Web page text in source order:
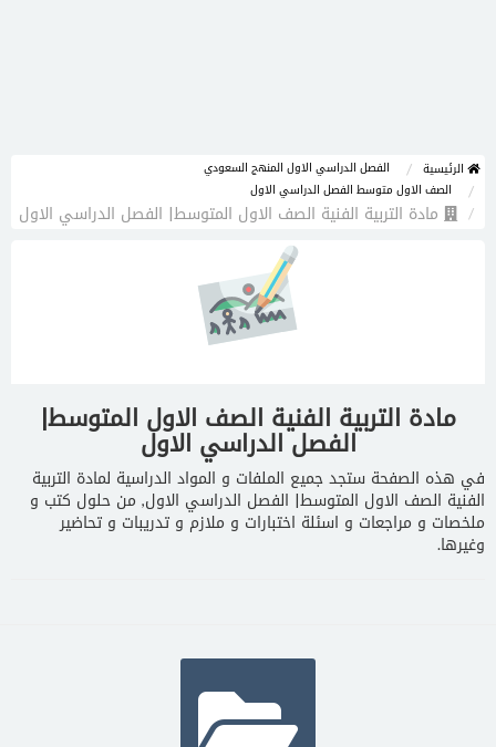
الرئيسية
الفصل الدراسي الاول المنهج السعودي
الصف الاول متوسط الفصل الدراسي الاول
مادة التربية الفنية الصف الاول المتوسط| الفصل الدراسي الاول
مادة التربية الفنية الصف الاول المتوسط|
الفصل الدراسي الاول
في هذه الصفحة ستجد جميع الملفات و المواد الدراسية لمادة التربية
الفنية الصف الاول المتوسط| الفصل الدراسي الاول, من حلول كتب و
ملخصات و مراجعات و اسئلة اختبارات و ملازم و تدريبات و تحاضير
وغيرها.